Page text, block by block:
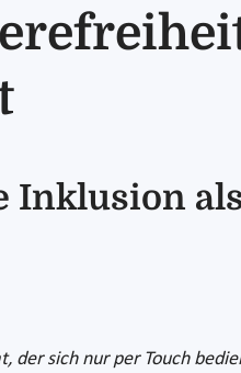
Inklusion
der sich nur per Touch